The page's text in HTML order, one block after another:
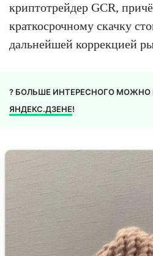
криптотрейдер GCR,
краткосрочному скачку
дальнейшей коррекцией
? БОЛЬШЕ ИНТЕРЕСНОГО МОЖНО
ЯНДЕКС.ДЗЕНЕ!